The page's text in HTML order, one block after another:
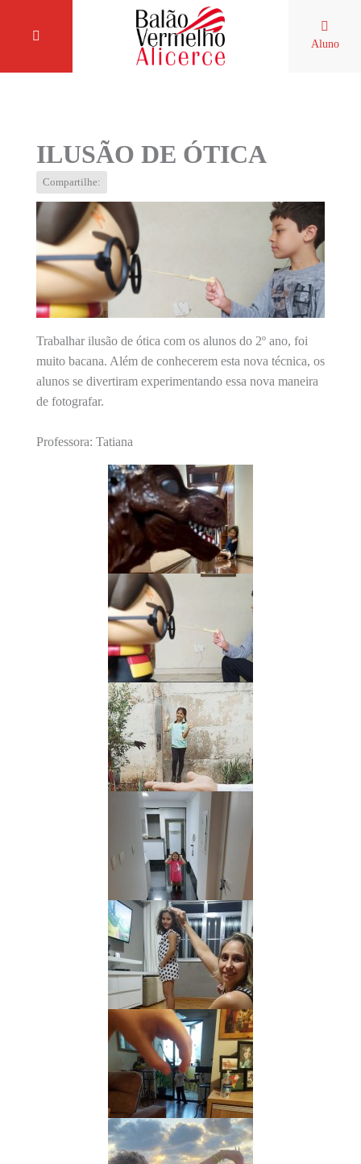
Aluno
ILUSÃO DE ÓTICA
Compartilhe:
Trabalhar ilusão de ótica com os alunos do 2º ano, foi
muito bacana. Além de conhecerem esta nova técnica, os
alunos se divertiram experimentando essa nova maneira
de fotografar.
Professora: Tatiana